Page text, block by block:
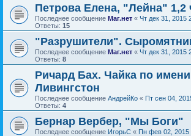
Петрова Елена, "Лейна" 1,2
Последнее сообщение Маг.нет « Чт дек 31, 2015
Ответы: 15
"Разрушители".
Последнее сообщение Маг.нет « Чт дек 31, 2015
Ответы: 8
Ричард Бах. Чайка по
Ливингстон
Последнее сообщение АндрейКо « Пт сен 04,
Ответы: 4
Бернар Вербер, "Мы Боги"
Последнее сообщение ИгорьС « Пн фев 02, 2015